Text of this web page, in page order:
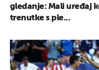
gledanje: Mali uređaj
trenutke s ple...